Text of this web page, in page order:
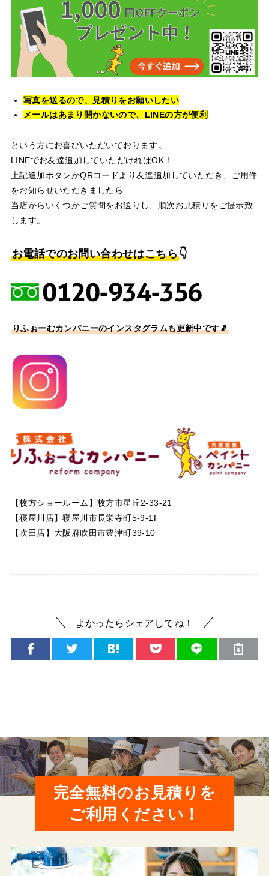
写真を送るので、見積りをお願いしたい
メールはあまり開かないので、LINEの方が便利
という方にお喜びいただいております。
LINEでお友達追加していただければOK！
上記追加ボタンかQRコードより友達追加していただき、ご用件
をお知らせいただきましたら
当店からいくつかご質問をお送りし、順次お見積りをご提示致
します。
お電話でのお問い合わせはこちら👇
りふぉーむカンパニーのインスタグラムも更新中です🎵
【枚方ショールーム】枚方市星丘2-33-21
【寝屋川店】寝屋川市長栄寺町5-9-1F
【吹田店】大阪府吹田市豊津町39-10
よかったらシェアしてね！
完全無料のお見積りを
ご利用ください！